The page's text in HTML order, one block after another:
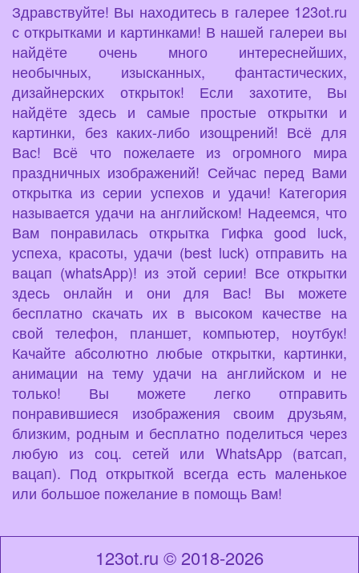
Здравствуйте! Вы находитесь в галерее 123ot.ru
с открытками и картинками! В нашей галереи вы
найдёте очень много интереснейших,
необычных, изысканных, фантастических,
дизайнерских открыток! Если захотите, Вы
найдёте здесь и самые простые открытки и
картинки, без каких-либо изощрений! Всё для
Вас! Всё что пожелаете из огромного мира
праздничных изображений! Сейчас перед Вами
открытка из серии успехов и удачи! Категория
называется удачи на английском! Надеемся, что
Вам понравилась открытка Гифка good luck,
успеха, красоты, удачи (best luck) отправить на
вацап (whatsApp)! из этой серии! Все открытки
здесь онлайн и они для Вас! Вы можете
бесплатно скачать их в высоком качестве на
свой телефон, планшет, компьютер, ноутбук!
Качайте абсолютно любые открытки, картинки,
анимации на тему удачи на английском и не
только! Вы можете легко отправить
понравившиеся изображения своим друзьям,
близким, родным и бесплатно поделиться через
любую из соц. сетей или WhatsApp (ватсап,
вацап). Под открыткой всегда есть маленькое
или большое пожелание в помощь Вам!
123ot.ru © 2018-2026